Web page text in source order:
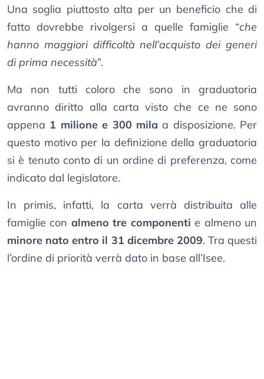
Una soglia piuttosto alta per un beneficio che di
fatto dovrebbe rivolgersi a quelle famiglie “che
hanno maggiori difficoltà nell’acquisto dei generi
di prima necessità”.
Ma non tutti coloro che sono in graduatoria
avranno diritto alla carta visto che ce ne sono
appena 1 milione e 300 mila a disposizione. Per
questo motivo per la definizione della graduatoria
si è tenuto conto di un ordine di preferenza, come
indicato dal legislatore.
In primis, infatti, la carta verrà distribuita alle
famiglie con almeno tre componenti e almeno un
minore nato entro il 31 dicembre 2009. Tra questi
l’ordine di priorità verrà dato in base all’Isee.